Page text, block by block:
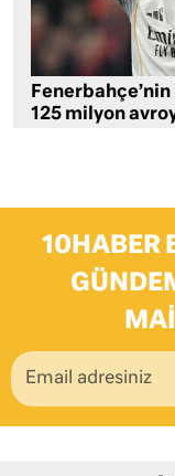
125 milyon
10HABER